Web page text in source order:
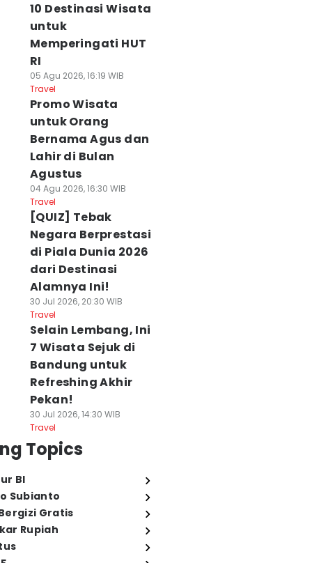
10 Destinasi Wisata
untuk
Memperingati HUT
RI
05 Agu 2026, 16:19 WIB
Travel
Promo Wisata
untuk Orang
Bernama Agus dan
Lahir di Bulan
Agustus
04 Agu 2026, 16:30 WIB
Travel
[QUIZ] Tebak
Negara Berprestasi
di Piala Dunia 2026
dari Destinasi
Alamnya Ini!
30 Jul 2026, 20:30 WIB
Travel
Selain Lembang, Ini
7 Wisata Sejuk di
Bandung untuk
Refreshing Akhir
Pekan!
30 Jul 2026, 14:30 WIB
Travel
Topics
BI
Subianto
Gratis
Rupiah